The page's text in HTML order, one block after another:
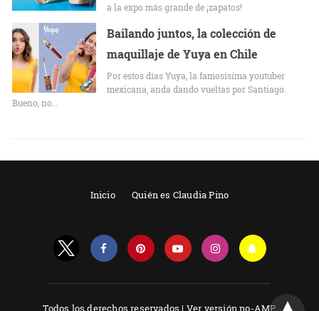
a la expo más grande de ¡zapatos!
Bailando juntos, la colección de
maquillaje de Yuya en Chile
Por estos días Yuya, la famosísima youtuber
mexicana, anda dando vueltas por Santiago.
Bueno, no…
Inicio Quién es Claudia Pino
Todos los derechos reservados | Ver versión no-AMP